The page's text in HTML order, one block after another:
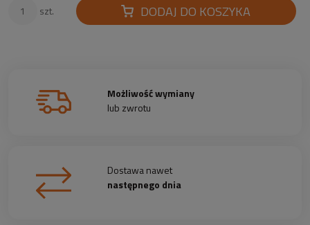
szt. DODAJ DO KOSZYKA
Możliwość wymiany
lub zwrotu
Dostawa nawet
następnego dnia